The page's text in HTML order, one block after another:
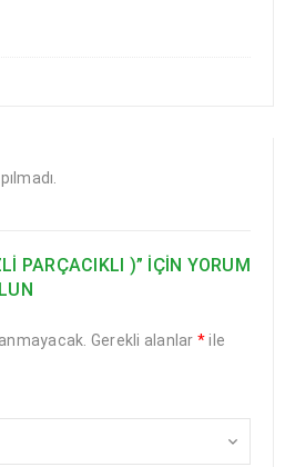
PARÇACIKLI )” IÇIN YORUM
Gerekli alanlar *ile